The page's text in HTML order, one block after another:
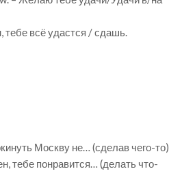
тебе всё удастся / сдашь.
Москву не… (сделав чего-то)
тебе понравится… (делать что-